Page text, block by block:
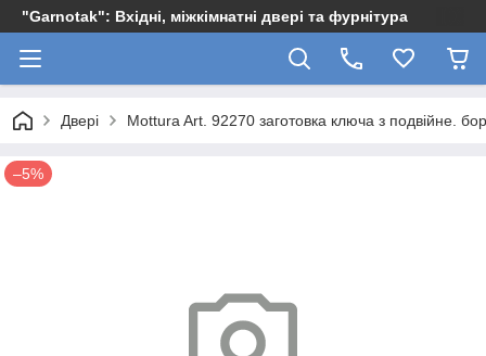
"Garnotak": Вхідні, міжкімнатні двері та фурнітура
Двері Mottura Art. 92270 заготовка ключа з подвійне.
–5%